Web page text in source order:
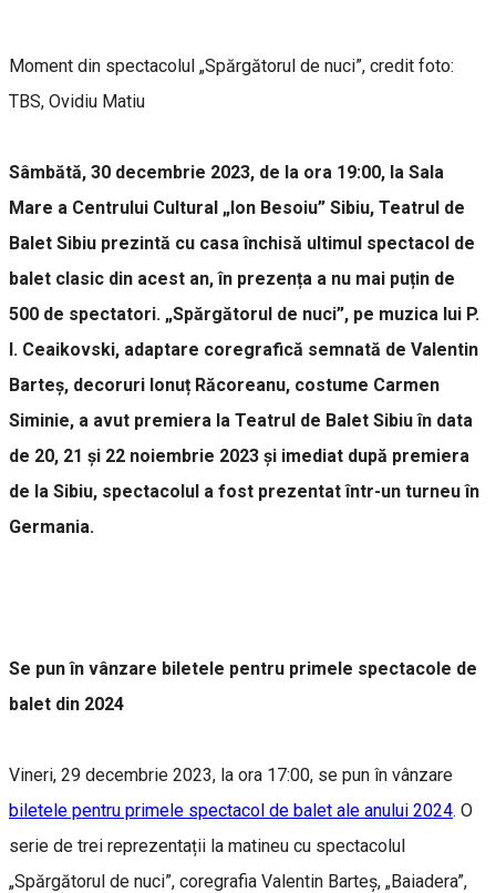
Moment din spectacolul „Spărgătorul de nuci”, credit foto:
TBS, Ovidiu Matiu
Sâmbătă, 30 decembrie 2023, de la ora 19:00, la Sala
Mare a Centrului Cultural „Ion Besoiu” Sibiu, Teatrul de
Balet Sibiu prezintă cu casa închisă ultimul spectacol de
balet clasic din acest an, în prezența a nu mai puțin de
500 de spectatori. „Spărgătorul de nuci”, pe muzica lui P.
I. Ceaikovski, adaptare coregrafică semnată de Valentin
Barteș, decoruri Ionuț Răcoreanu, costume Carmen
Siminie, a avut premiera la Teatrul de Balet Sibiu în data
de 20, 21 și 22 noiembrie 2023 și imediat după premiera
de la Sibiu, spectacolul a fost prezentat într-un turneu în
Germania.
Se pun în vânzare biletele pentru primele spectacole de
balet din 2024
Vineri, 29 decembrie 2023, la ora 17:00, se pun în vânzare
biletele pentru primele spectacol de balet ale anului 2024. O
serie de trei reprezentații la matineu cu spectacolul
„Spărgătorul de nuci”, coregrafia Valentin Barteș, „Baiadera”,